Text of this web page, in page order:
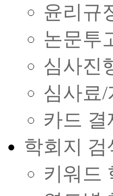
윤리규
논문투
심사진
심사료
카드 결
학회지 검
키워드